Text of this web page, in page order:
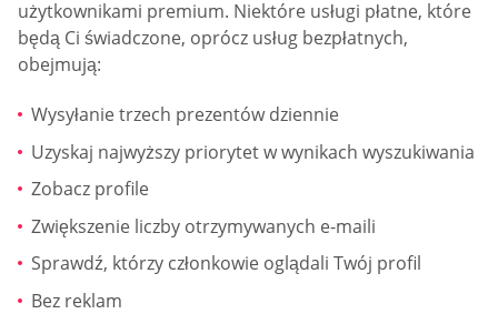
użytkownikami premium. Niektóre usługi płatne, które
będą Ci świadczone, oprócz usług bezpłatnych,
obejmują:
Wysyłanie trzech prezentów dziennie
Uzyskaj najwyższy priorytet w wynikach wyszukiwania
Zobacz profile
Zwiększenie liczby otrzymywanych e-maili
Sprawdź, którzy członkowie oglądali Twój profil
Bez reklam